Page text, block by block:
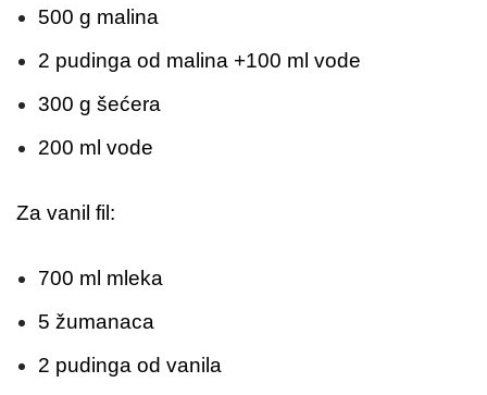
500 g malina
2 pudinga od malina +100 ml vode
300 g šećera
200 ml vode
Za vanil fil:
700 ml mleka
5 žumanaca
2 pudinga od vanila